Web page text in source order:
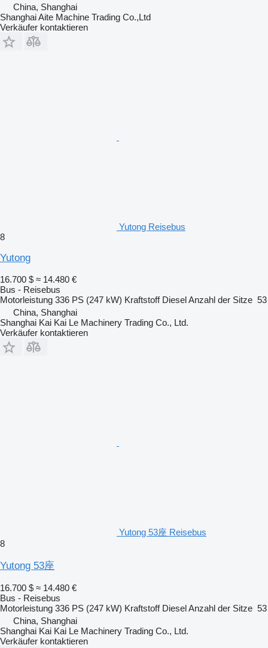
China, Shanghai
Shanghai Aite Machine Trading Co.,Ltd
Verkäufer kontaktieren
Yutong Reisebus
8
Yutong
16.700 $ ≈ 14.480 €
Bus - Reisebus
Motorleistung 336 PS (247 kW) Kraftstoff DieselAnzahl der Sitze 53
China, Shanghai
Shanghai Kai Kai Le Machinery Trading Co., Ltd.
Verkäufer kontaktieren
Yutong 53座 Reisebus
8
Yutong 53座
16.700 $ ≈ 14.480 €
Bus - Reisebus
Motorleistung 336 PS (247 kW) Kraftstoff DieselAnzahl der Sitze 53
China, Shanghai
Shanghai Kai Kai Le Machinery Trading Co., Ltd.
Verkäufer kontaktieren